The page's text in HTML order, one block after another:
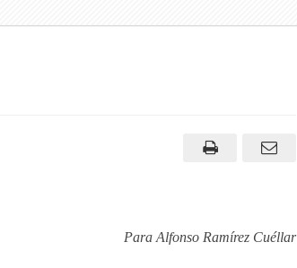
Para Alfonso Ramírez Cuéllar